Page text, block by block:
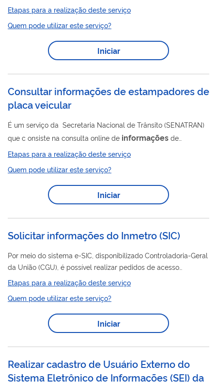
dos processos, a ANM desenvolveu o Sistema de Dados
Minerários (SDM) para permitir a consulta dos documentos dos
processos minerários. Ele permite o acesso aos dados públicos
de maneira ágil, e permite aos solicitantes e titulares dos
processos minerários o acesso ao processo na íntegra,
etapas de acesso aos autos...
Etapas para a realização deste serviço
Quem pode utilizar este serviço?
Iniciar
Consultar informações de estampadores de
placa veicular
É um serviço da Secretaria Nacional de Trânsito (SENATRAN)
que c onsiste na consulta online de informações de
estampadores de placa veicular credenciados e habilitados
para utilizar o Sistema Nacional de Emplacamento (WS-
Emplaca).
Etapas para a realização deste serviço
Quem pode utilizar este serviço?
Iniciar
Solicitar informações do Inmetro(SIC)
Por meio do sistema e-SIC, disponibilizado Controladoria-Geral
da União (CGU), é possível realizar pedidos de acesso
à informação, acompanhar os pedidos quanto aos trâmites e
prazos, entrar com recursos e acompanhar seu andamento,
apresentar reclamação por omissão de resposta, consultar
respostas recebidas. É possível que o cidadão tenha sua
identidade protegida ao realizar um requerimento de
denúncia. Nesses casos, ao preencher os...
Etapas para a realização deste serviço
Quem pode utilizar este serviço?
Iniciar
Realizar cadastro de Usuário Externo do
Sistema Eletrônico de Informações (SEI) da